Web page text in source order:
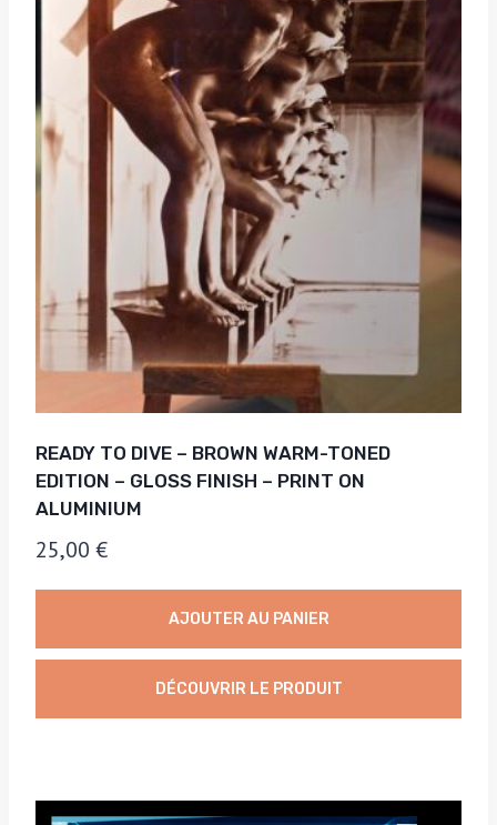
READY TO DIVE – BROWN WARM-TONED
EDITION – GLOSS FINISH – PRINT ON
ALUMINIUM
25,00 €
AJOUTER AU PANIER
DÉCOUVRIR LE PRODUIT